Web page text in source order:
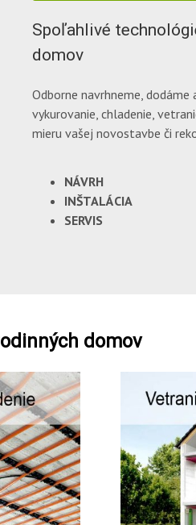
Spoľahlivé
domov
Odborne navrhneme, dodáme
vykurovanie, chladenie,
mieru vašej novostavbe či
NÁVRH
INŠTALÁCIA
SERVIS
domov